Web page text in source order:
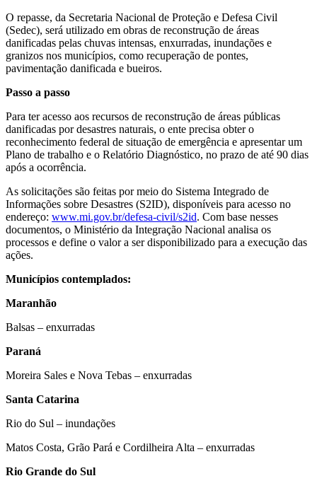
O repasse, da Secretaria Nacional de Proteção e Defesa Civil
(Sedec), será utilizado em obras de reconstrução de áreas
danificadas pelas chuvas intensas, enxurradas, inundações e
granizos nos municípios, como recuperação de pontes,
pavimentação danificada e bueiros.
Passo a passo
Para ter acesso aos recursos de reconstrução de áreas públicas
danificadas por desastres naturais, o ente precisa obter o
reconhecimento federal de situação de emergência e apresentar um
Plano de trabalho e o Relatório Diagnóstico, no prazo de até 90 dias
após a ocorrência.
As solicitações são feitas por meio do Sistema Integrado de
Informações sobre Desastres (S2ID), disponíveis para acesso no
endereço: www.mi.gov.br/defesa-civil/s2id. Com base nesses
documentos, o Ministério da Integração Nacional analisa os
processos e define o valor a ser disponibilizado para a execução das
ações.
Municípios contemplados:
Maranhão
Balsas – enxurradas
Paraná
Moreira Sales e Nova Tebas – enxurradas
Santa Catarina
Rio do Sul – inundações
Matos Costa, Grão Pará e Cordilheira Alta – enxurradas
Rio Grande do Sul